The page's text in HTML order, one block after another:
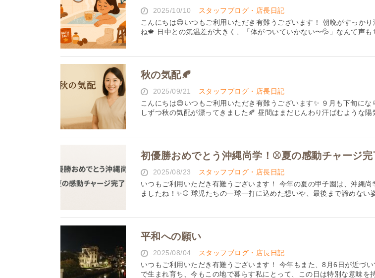
2025/10/10
スタッフブログ・店長日記
こんにちは😊いつもご利用いただき有難うございます！ 朝晩がすっかり
ね🍁 日中との気温差が大きく、「体がついていかない〜💦」なんて声も
秋の気配🍂
2025/09/21
スタッフブログ・店長日記
こんにちは😊いつもご利用いただき有難うございます✨ ９月も下旬にな
しずつ秋の気配が漂ってきました🍂 昼間はまだじんわり汗ばむような陽
初優勝おめでとう沖縄尚学！⚾夏の感動チャージ完
2025/08/23
スタッフブログ・店長日記
いつもご利用いただき有難うございます！ 今年の夏の甲子園は、沖縄尚
ましたね！✨⚾ 球児たちの一球一打に込めた想いや、最後まで諦めない
平和への願い
2025/08/04
スタッフブログ・店長日記
いつもご利用いただき有難うございます！ 今年もまた、8月6日が近づ
で生まれ育ち、今もこの地で暮らす私にとって、この日は特別な意味を